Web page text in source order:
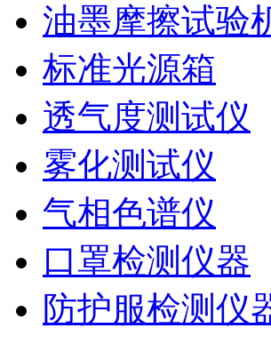
油墨摩擦试验
标准光源箱
透气度测试仪
雾化测试仪
气相色谱仪
口罩检测仪器
防护服检测仪